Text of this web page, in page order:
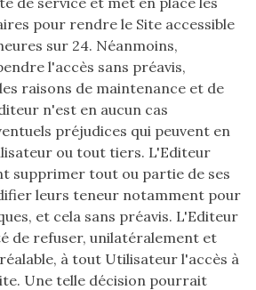
pour rendre le Site accessible
sur 24. Néanmoins,
l'accès sans préavis,
raisons de maintenance et de
n'est en aucun cas
préjudices qui peuvent en
ou tout tiers. L'Editeur
supprimer tout ou partie de ses
leurs teneur notamment pour
et cela sans préavis. L'Editeur
de refuser, unilatéralement et
à tout Utilisateur l'accès à
Une telle décision pourrait